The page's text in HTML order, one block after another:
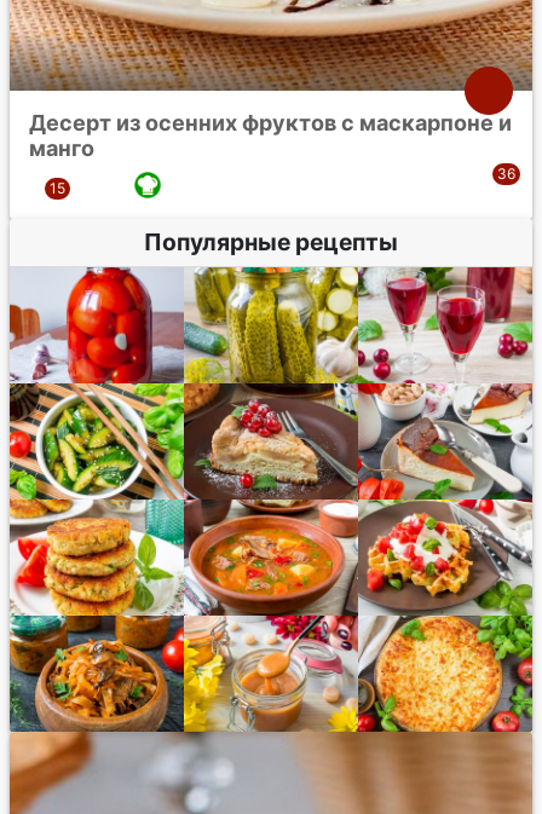
Десерт из осенних фруктов с маскарпоне и
манго
Популярные рецепты